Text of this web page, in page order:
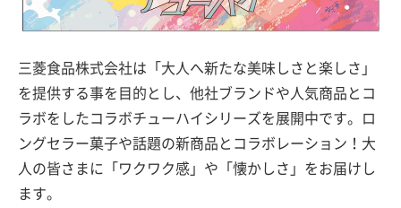
三菱食品株式会社は「大人へ新たな美味しさと楽しさ」
を提供する事を目的とし、他社ブランドや人気商品とコ
ラボをしたコラボチューハイシリーズを展開中です。ロ
ングセラー菓子や話題の新商品とコラボレーション！大
人の皆さまに「ワクワク感」や「懐かしさ」をお届けし
ます。